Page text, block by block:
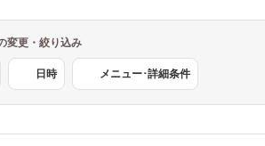
変更・絞り込み
日時 メニュー･詳細条件